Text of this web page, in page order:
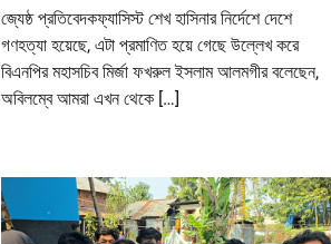
জ্যেষ্ঠ প্রতিবেদকফ্যাসিস্ট শেখ হাসিনার নির্দেশে দেশে
গণহত্যা হয়েছে, এটা প্রমাণিত হয়ে গেছে উল্লেখ করে
বিএনপির মহাসচিব মির্জা ফখরুল ইসলাম আলমগীর বলেছেন,
অবিলম্বে আমরা এখন থেকে […]